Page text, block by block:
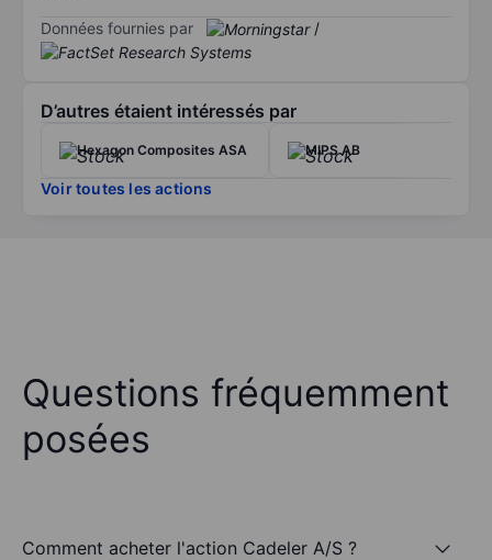
Données fournies par /
D’autres étaient intéressés par
Hexagon Composites ASA MIPS AB
Voir toutes les actions
Questions fréquemment
posées
Comment acheter l'action Cadeler A/S ?